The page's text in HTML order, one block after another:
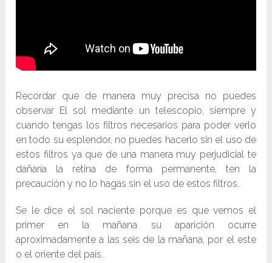
Recordar que de manera muy precisa no puedes
observar El sol mediante un telescopio, siempre y
cuando tengas los filtros necesarios para poder verlo
en todo su esplendor, no puedes hacerlo sin el uso de
estos filtros ya que de una manera muy perjudicial te
dañaría la retina de forma permanente, ten la
precaución y no lo hagas sin el uso de estos filtros.
Se le dice el sol naciente porque es que vemos el
primer en la mañana su aparición ocurre
aproximadamente a las seis de la mañana, por el este
o el oriente del país.